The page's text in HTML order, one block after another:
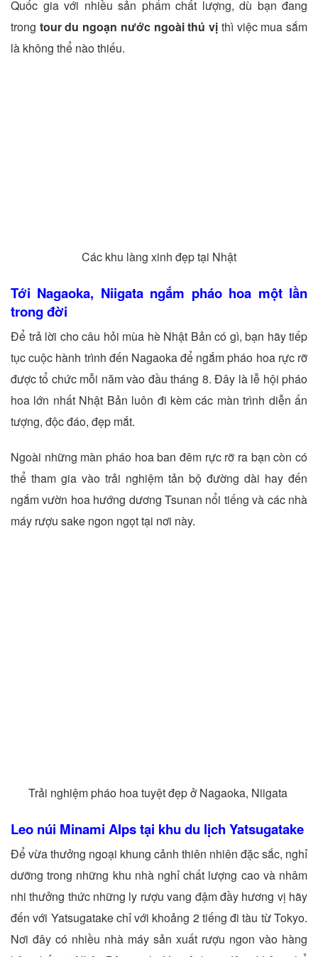
Quốc gia với nhiều sản phẩm chất lượng, dù bạn đang
trong tour du ngoạn nước ngoài thú vị thì việc mua sắm
là không thể nào thiếu.
Các khu làng xinh đẹp tại Nhật
Tới Nagaoka, Niigata ngắm pháo hoa một lần
trong đời
Để trả lời cho câu hỏi mùa hè Nhật Bản có gì, bạn hãy tiếp
tục cuộc hành trình đến Nagaoka để ngắm pháo hoa rực rỡ
được tổ chức mỗi năm vào đầu tháng 8. Đây là lễ hội pháo
hoa lớn nhất Nhật Bản luôn đi kèm các màn trình diễn ấn
tượng, độc đáo, đẹp mắt.
Ngoài những màn pháo hoa ban đêm rực rỡ ra bạn còn có
thể tham gia vào trải nghiệm tản bộ đường dài hay đến
ngắm vườn hoa hướng dương Tsunan nổi tiếng và các nhà
máy rượu sake ngon ngọt tại nơi này.
Trải nghiệm pháo hoa tuyệt đẹp ở Nagaoka, Niigata
Leo núi Minami Alps tại khu du lịch Yatsugatake
Để vừa thưởng ngoại khung cảnh thiên nhiên đặc sắc, nghỉ
dưỡng trong những khu nhà nghỉ chất lượng cao và nhâm
nhi thưởng thức những ly rượu vang đậm đầy hương vị hãy
đến với Yatsugatake chỉ với khoảng 2 tiếng đi tàu từ Tokyo.
Nơi đây có nhiều nhà máy sản xuất rượu ngon vào hàng